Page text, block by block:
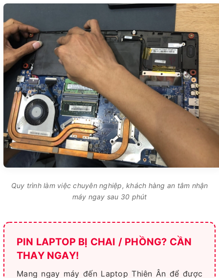
Quy trình làm việc chuyên nghiệp, khách hàng an tâm nhận
máy ngay sau 30 phút
PIN LAPTOP BỊ CHAI / PHỒNG? CẦN
THAY NGAY!
Mang ngay máy đến Laptop Thiên Ân để được